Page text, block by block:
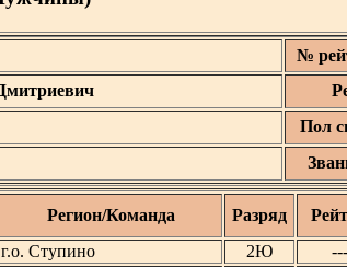
№
Пол
Регион/Команда Разряд
г.о. Ступино 2Ю